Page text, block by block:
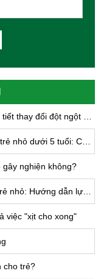
nghiện không?
việc "xịt cho xong"
cho trẻ?